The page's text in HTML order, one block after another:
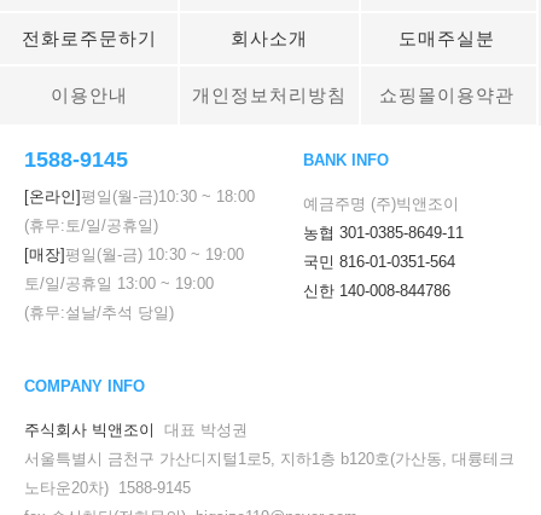
전화로주문하기 회사소개 도매주실분
이용안내 개인정보처리방침 쇼핑몰이용약관
1588-9145
[온라인]평일(월-금)10:30 ~ 18:00
(휴무:토/일/공휴일)
[매장]평일(월-금) 10:30 ~ 19:00
토/일/공휴일 13:00 ~ 19:00
(휴무:설날/추석 당일)
BANK INFO
예금주명 (주)빅앤조이
농협 301-0385-8649-11
국민 816-01-0351-564
신한 140-008-844786
COMPANY INFO
주식회사 빅앤조이
대표 박성권
서울특별시 금천구 가산디지털1로5, 지하1층 b120호(가산동, 대륭테크
노타운20차) 1588-9145